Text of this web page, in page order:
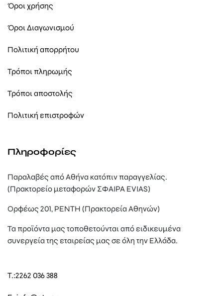
Όροι χρήσης
Όροι Διαγωνισμού
Πολιτική απορρήτου
Τρόποι πληρωμής
Τρόποι αποστολής
Πολιτική επιστροφών
Πληροφορίες
Παραλαβές από Αθήνα κατόπιν παραγγελίας.
(Πρακτορείο μεταφορών ΣΦΑΙΡΑ EVIAS)
Ορφέως 201, ΡΕΝΤΗ (Πρακτορεία Αθηνών)
Τα προϊόντα μας τοποθετούνται από ειδικευμένα
συνεργεία της εταιρείας μας σε όλη την Ελλάδα.
T.:2262 036 388